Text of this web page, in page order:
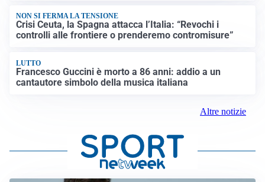
NON SI FERMA LA TENSIONE
Crisi Ceuta, la Spagna attacca l’Italia: “Revochi i
controlli alle frontiere o prenderemo contromisure”
LUTTO
Francesco Guccini è morto a 86 anni: addio a un
cantautore simbolo della musica italiana
Altre notizie